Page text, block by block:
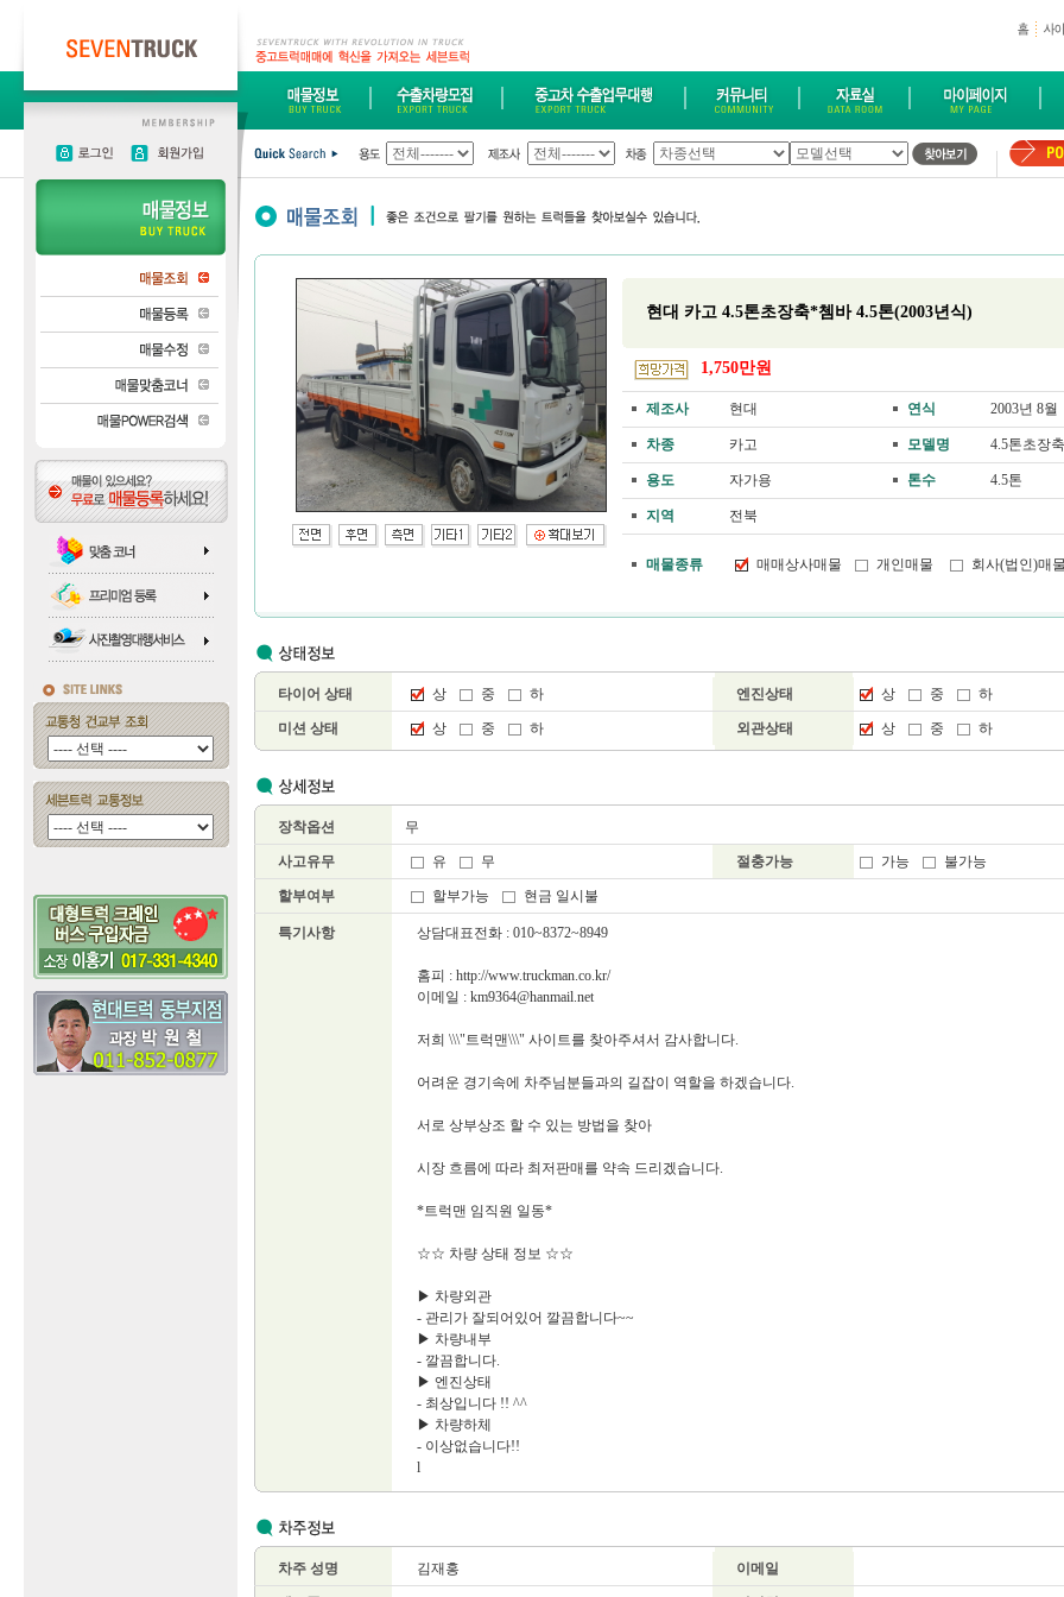
현대 카고 4.5톤초장축*쳄바 4.5톤(2003년식)
1,750만원
제조사 현대 연식 2003년 8월
차종 카고 모델명 4.5톤초장
용도 자가용 톤수 4.5톤
지역 전북
매물종류 매매상사매물 개인매물 회사(법인)매
타이어 상태 상 중 하 엔진상태 상 중 하
미션 상태 상 중 하 외관상태 상 중 하
장착옵션 무
사고유무 유 무 절충가능 가능 불가능
할부여부 할부가능 현금 일시불
특기사항 상담대표전화 : 010~8372~8949
홈피 : http://www.truckman.co.kr/
이메일 : km9364@hanmail.net
저희 \\\"트럭맨\\\" 사이트를 찾아주셔서 감사합니다.
어려운 경기속에 차주님분들과의 길잡이 역할을 하겠습니다.
서로 상부상조 할 수 있는 방법을 찾아
시장 흐름에 따라 최저판매를 약속 드리겠습니다.
*트럭맨 임직원 일동*
☆☆ 차량 상태 정보 ☆☆
▶ 차량외관
- 관리가 잘되어있어 깔끔합니다~~
▶ 차량내부
- 깔끔합니다.
▶ 엔진상태
- 최상입니다 !! ^^
▶ 차량하체
- 이상없습니다!!
l
차주 성명 김재홍 이메일